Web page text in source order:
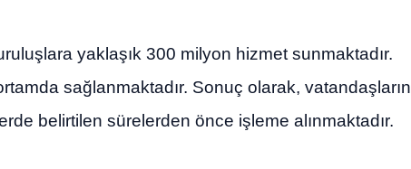
yaklaşık 300 milyon hizmet sunmaktadır.
sağlanmaktadır. Sonuç olarak, vatandaşların
belirtilen sürelerden önce işleme alınmaktadır.